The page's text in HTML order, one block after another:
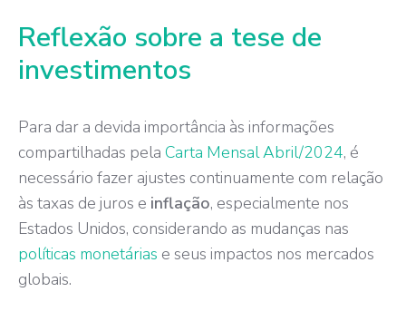
Reflexão sobre a tese de
investimentos
Para dar a devida importância às informações
compartilhadas pela Carta Mensal Abril/2024, é
necessário fazer ajustes continuamente com relação
às taxas de juros e inflação, especialmente nos
Estados Unidos, considerando as mudanças nas
políticas monetárias e seus impactos nos mercados
globais.